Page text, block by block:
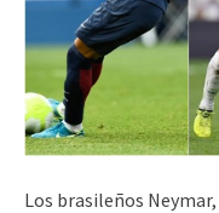
Los brasileños